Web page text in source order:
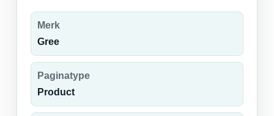
Merk
Gree
Paginatype
Product